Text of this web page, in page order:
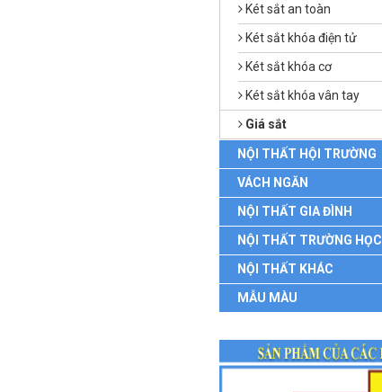
Két sắt an toàn
Két sắt khóa điện tử
Két sắt khóa cơ
Két sắt khóa vân tay
Giá sắt
NỘI THẤT HỘI TRƯỜNG
VÁCH NGĂN
NỘI THẤT GIA ĐÌNH
NỘI THẤT TRƯỜNG HỌC
NỘI THẤT KHÁC
MẪU MÀU